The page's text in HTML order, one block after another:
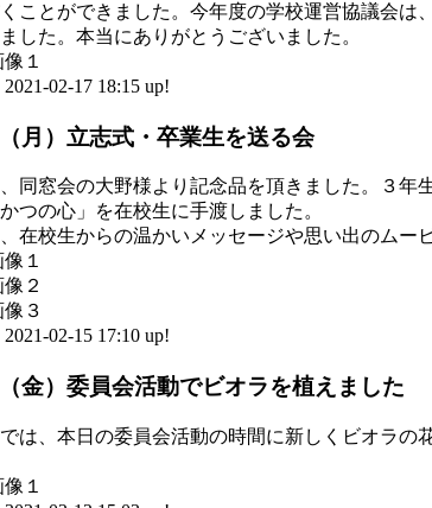
ことができました。今年度の学校運営協議会
した。本当にありがとうございました。
02-17 18:15 up!
月）立志式・卒業生を送る会
同窓会の大野様より記念品を頂きました。３年
つの心」を在校生に手渡しました。
在校生からの温かいメッセージや思い出のムー
02-15 17:10 up!
金）委員会活動でビオラを植えました
は、本日の委員会活動の時間に新しくビオラの